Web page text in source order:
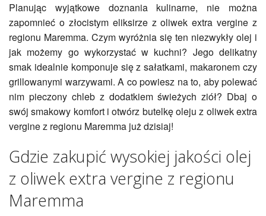
Planując wyjątkowe doznania kulinarne, nie można
zapomnieć o złocistym eliksirze z oliwek extra vergine z
regionu Maremma. Czym wyróżnia się ten niezwykły olej i
jak możemy go wykorzystać w kuchni? Jego delikatny
smak idealnie komponuje się z sałatkami, makaronem czy
grillowanymi warzywami. A co powiesz na to, aby polewać
nim pieczony chleb z dodatkiem świeżych ziół? Dbaj o
swój smakowy komfort i otwórz butelkę oleju z oliwek extra
vergine z regionu Maremma już dzisiaj!
Gdzie zakupić wysokiej jakości olej
z oliwek extra vergine z regionu
Maremma